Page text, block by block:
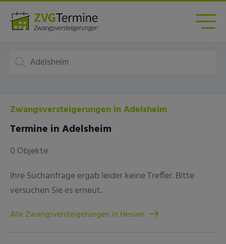
Zwangsversteigerungen in Adelsheim
Termine in Adelsheim
0 Objekte
Ihre Suchanfrage ergab leider keine Treffer. Bitte
versuchen Sie es erneut.
Alle Zwangsversteigerungen in Hessen